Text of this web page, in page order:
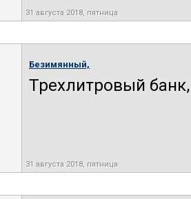
31 августа 2018, пятница
Безимянный,
Трехлитровый
31 августа 2018, пятница